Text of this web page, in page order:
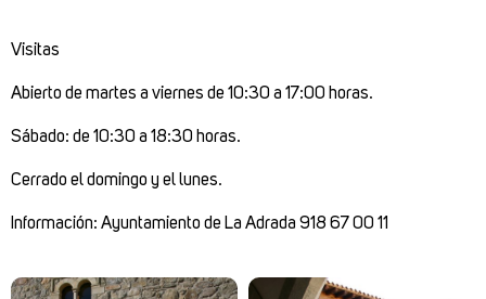
Visitas
Abierto de martes a viernes de 10:30 a 17:00 horas.
Sábado: de 10:30 a 18:30 horas.
Cerrado el domingo y el lunes.
Información: Ayuntamiento de La Adrada 918 67 00 11